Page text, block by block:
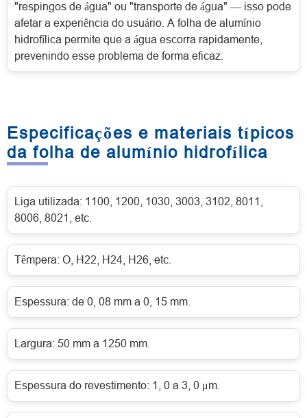
"respingos de água" ou "transporte de água" — isso pode
afetar a experiência do usuário. A folha de alumínio
hidrofílica permite que a água escorra rapidamente,
prevenindo esse problema de forma eficaz.
Especificações e materiais típicos
da folha de alumínio hidrofílica
Liga utilizada: 1100, 1200, 1030, 3003, 3102, 8011,
8006, 8021, etc.
Têmpera: O, H22, H24, H26, etc.
Espessura: de 0, 08 mm a 0, 15 mm.
Largura: 50 mm a 1250 mm.
Espessura do revestimento: 1, 0 a 3, 0 μm.